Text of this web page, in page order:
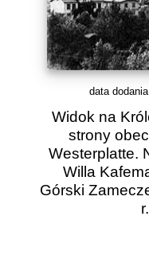
data
Widok na
strony
Westerplatte.
Willa
Górski
r.